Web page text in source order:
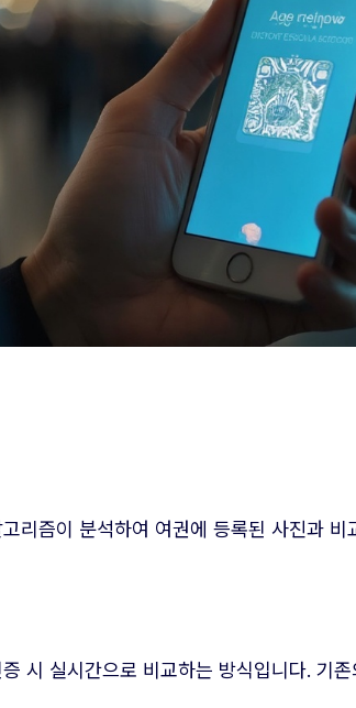
리즘이 분석하여 여권에 등록된 사진과
시 실시간으로 비교하는 방식입니다. 기